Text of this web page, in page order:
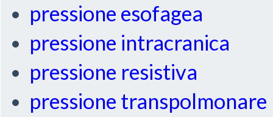
pressione esofagea
pressione intracranica
pressione resistiva
pressione transpolmonare